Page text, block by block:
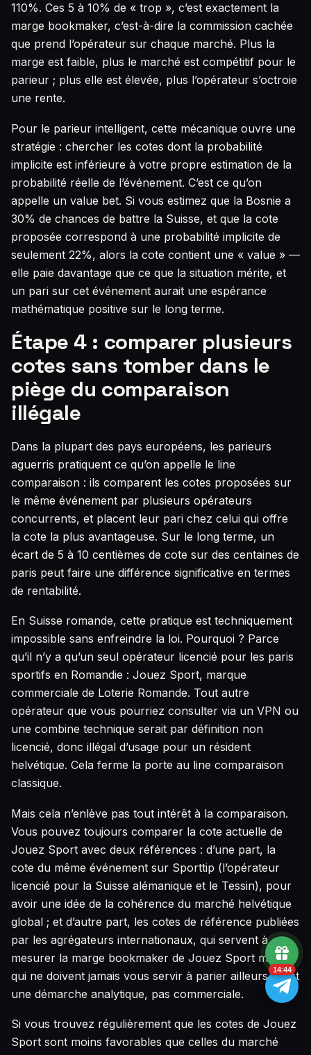
110%. Ces 5 à 10% de « trop », c’est exactement la
marge bookmaker, c’est-à-dire la commission cachée
que prend l’opérateur sur chaque marché. Plus la
marge est faible, plus le marché est compétitif pour le
parieur ; plus elle est élevée, plus l’opérateur s’octroie
une rente.
Pour le parieur intelligent, cette mécanique ouvre une
stratégie : chercher les cotes dont la probabilité
implicite est inférieure à votre propre estimation de la
probabilité réelle de l’événement. C’est ce qu’on
appelle un value bet. Si vous estimez que la Bosnie a
30% de chances de battre la Suisse, et que la cote
proposée correspond à une probabilité implicite de
seulement 22%, alors la cote contient une « value » —
elle paie davantage que ce que la situation mérite, et
un pari sur cet événement aurait une espérance
mathématique positive sur le long terme.
Étape 4 : comparer plusieurs
cotes sans tomber dans le
piège du comparaison
illégale
Dans la plupart des pays européens, les parieurs
aguerris pratiquent ce qu’on appelle le line
comparaison : ils comparent les cotes proposées sur
le même événement par plusieurs opérateurs
concurrents, et placent leur pari chez celui qui offre
la cote la plus avantageuse. Sur le long terme, un
écart de 5 à 10 centièmes de cote sur des centaines de
paris peut faire une différence significative en termes
de rentabilité.
En Suisse romande, cette pratique est techniquement
impossible sans enfreindre la loi. Pourquoi ? Parce
qu’il n’y a qu’un seul opérateur licencié pour les paris
sportifs en Romandie : Jouez Sport, marque
commerciale de Loterie Romande. Tout autre
opérateur que vous pourriez consulter via un VPN ou
une combine technique serait par définition non
licencié, donc illégal d’usage pour un résident
helvétique. Cela ferme la porte au line comparaison
classique.
Mais cela n’enlève pas tout intérêt à la comparaison.
Vous pouvez toujours comparer la cote actuelle de
Jouez Sport avec deux références : d’une part, la
cote du même événement sur Sporttip (l’opérateur
licencié pour la Suisse alémanique et le Tessin), pour
avoir une idée de la cohérence du marché helvétique
global ; et d’autre part, les cotes de référence publiées
par les agrégateurs internationaux, qui servent à
mesurer la marge bookmaker de Jouez Sport mais
qui ne doivent jamais vous servir à parier ailleurs. C’est
une démarche analytique, pas commerciale.
Si vous trouvez régulièrement que les cotes de Jouez
Sport sont moins favorables que celles du marché
14:43